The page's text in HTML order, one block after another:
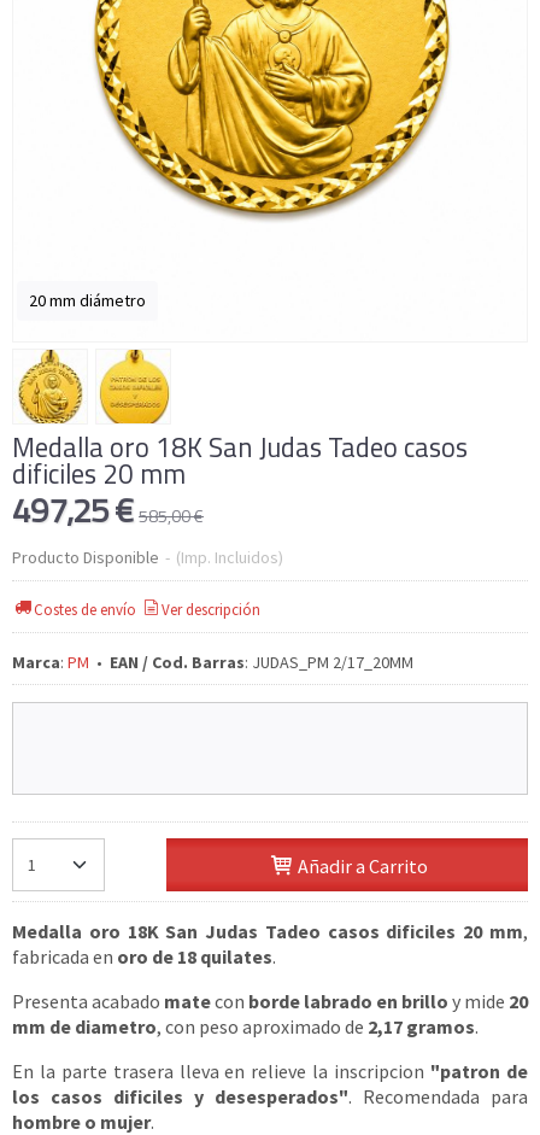
20 mm diámetro
Medalla oro 18K San Judas Tadeo casos
dificiles 20 mm
497,25 €585,00 €
Producto Disponible - (Imp. Incluidos)
Costes de envío Ver descripción
Marca: PM • EAN / Cod. Barras: JUDAS_PM 2/17_20MM
Añadir a Carrito
Medalla oro 18K San Judas Tadeo casos dificiles 20 mm,
fabricada en oro de 18 quilates.
Presenta acabado matecon borde labrado en brillo y mide 20
mm de diametro, con peso aproximado de 2,17 gramos.
En la parte trasera lleva en relieve la inscripcion "patron de
los casos dificiles y desesperados". Recomendada para
hombre o mujer.